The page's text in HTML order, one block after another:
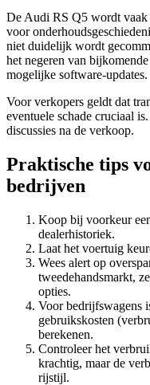
De Audi RS Q5 wordt vaak
voor
niet duidelijk wordt
het negeren van
mogelijke software-updates.
Voor verkopers geldt dat
eventuele schade cruciaal
discussies na de verkoop.
Praktische tips
bedrijven
Koop bij voorkeur
dealerhistoriek.
Laat het voertuig
Wees alert op
tweedehandsmarkt,
opties.
Voor bedrijfswagens
gebruikskosten
berekenen.
Controleer het
krachtig, maar de
rijstijl.